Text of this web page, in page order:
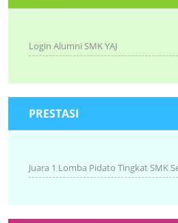
Login Alumni SMK YAJ
PRESTASI
Juara 1 Lomba Pidato Tingkat SMK